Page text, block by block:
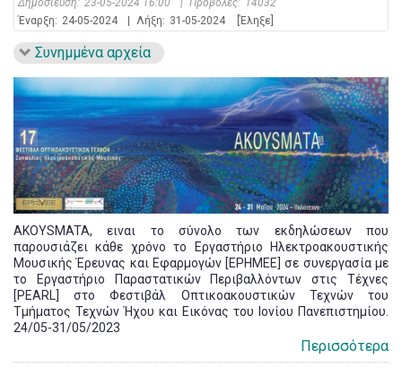
Έναρξη: 24-05-2024 | Λήξη: 31-05-2024 [Έληξε]
Συνημμένα αρχεία
AKOYSMATA, ειναι το σύνολο των εκδηλώσεων που
παρουσιάζει κάθε χρόνο το Εργαστήριο Ηλεκτροακουστικής
Μουσικής Έρευνας και Εφαρμογών [ΕΡΗΜΕΕ] σε συνεργασία με
το Εργαστήριο Παραστατικών Περιβαλλόντων στις Τέχνες
[PEARL] στο Φεστιβάλ Οπτικοακουστικών Τεχνών του
Τμήματος Τεχνών Ήχου και Εικόνας του Ιονίου Πανεπιστημίου.
24/05-31/05/2023
Περισσότερα